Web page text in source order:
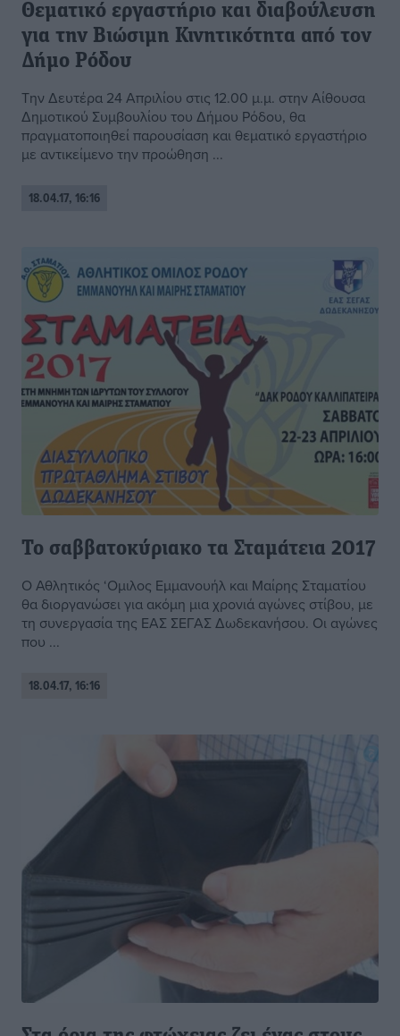
Θεματικό εργαστήριο και διαβούλευση
για την Βιώσιμη Κινητικότητα από τον
Δήμο Ρόδου
Την Δευτέρα 24 Απριλίου στις 12.00 μ.μ. στην Αίθουσα
Δημοτικού Συμβουλίου του Δήμου Ρόδου, θα
πραγματοποιηθεί παρουσίαση και θεματικό εργαστήριο
με αντικείμενο την προώθηση ...
18.04.17, 16:16
Το σαββατοκύριακο τα Σταμάτεια 2017
Ο Αθλητικός ‘Ομιλος Εμμανουήλ και Μαίρης Σταματίου
θα διοργανώσει για ακόμη μια χρονιά αγώνες στίβου, με
τη συνεργασία της ΕΑΣ ΣΕΓΑΣ Δωδεκανήσου. Οι αγώνες
που ...
18.04.17, 16:16